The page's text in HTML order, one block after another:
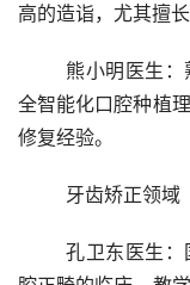
高的造诣，尤其擅
全智能化口腔种植
修复经验。
	牙齿矫正领域
	孔卫东医生：国内很少的口腔正畸大佬，一直从事口